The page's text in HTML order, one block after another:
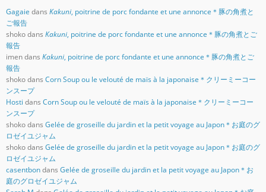
Gagaie dans Kakuni, poitrine de porc fondante et une annonce＊豚の角煮と
ご報告
shokodans Kakuni, poitrine de porc fondante et une annonce＊豚の角煮とご
報告
imendans Kakuni, poitrine de porc fondante et une annonce＊豚の角煮とご
報告
shokodans Corn Soup ou le velouté de maïs à la japonaise＊クリーミーコー
ンスープ
Hosti dans Corn Soup ou le velouté de maïs à la japonaise＊クリーミーコー
ンスープ
shokodans Gelée de groseille du jardin et la petit voyage au Japon＊お庭のグ
ロゼイユジャム
shokodans Gelée de groseille du jardin et la petit voyage au Japon＊お庭のグ
ロゼイユジャム
casentbondans Gelée de groseille du jardin et la petit voyage au Japon＊お
庭のグロゼイユジャム